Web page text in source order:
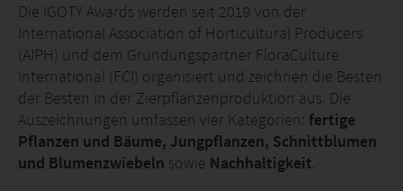
Die IGOTY Awards werden seit 2019 von der
International Association of Horticultural Producers
(AIPH) und dem Gründungspartner FloraCulture
International (FCI) organisiert und zeichnen die Besten
der Besten in der Zierpflanzenproduktion aus. Die
Auszeichnungen umfassen vier Kategorien: fertige
Pflanzen und Bäume, Jungpflanzen, Schnittblumen
und Blumenzwiebeln sowie Nachhaltigkeit.